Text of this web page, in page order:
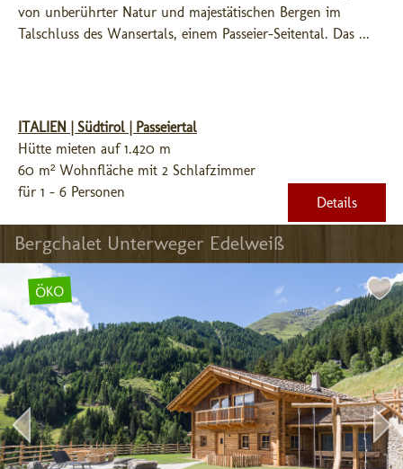
von unberührter Natur und majestätischen Bergen im
Talschluss des Wansertals, einem Passeier-Seitental. Das ...
ITALIEN | Südtirol | Passeiertal
Hütte mieten auf 1.420 m
60 m² Wohnfläche mit 2 Schlafzimmer
für 1 - 6 Personen
Details
Bergchalet Unterweger Edelweiß
ÖKO